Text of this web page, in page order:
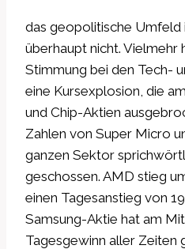
das geopolitische Umfeld
überhaupt nicht. Vielmehr
Stimmung bei den Tech-
eine Kursexplosion, die
und Chip-Aktien
Zahlen von Super Micro
ganzen Sektor
geschossen. AMD stieg
einen Tagesanstieg von
Samsung-Aktie hat am
Tagesgewinn aller Zeiten